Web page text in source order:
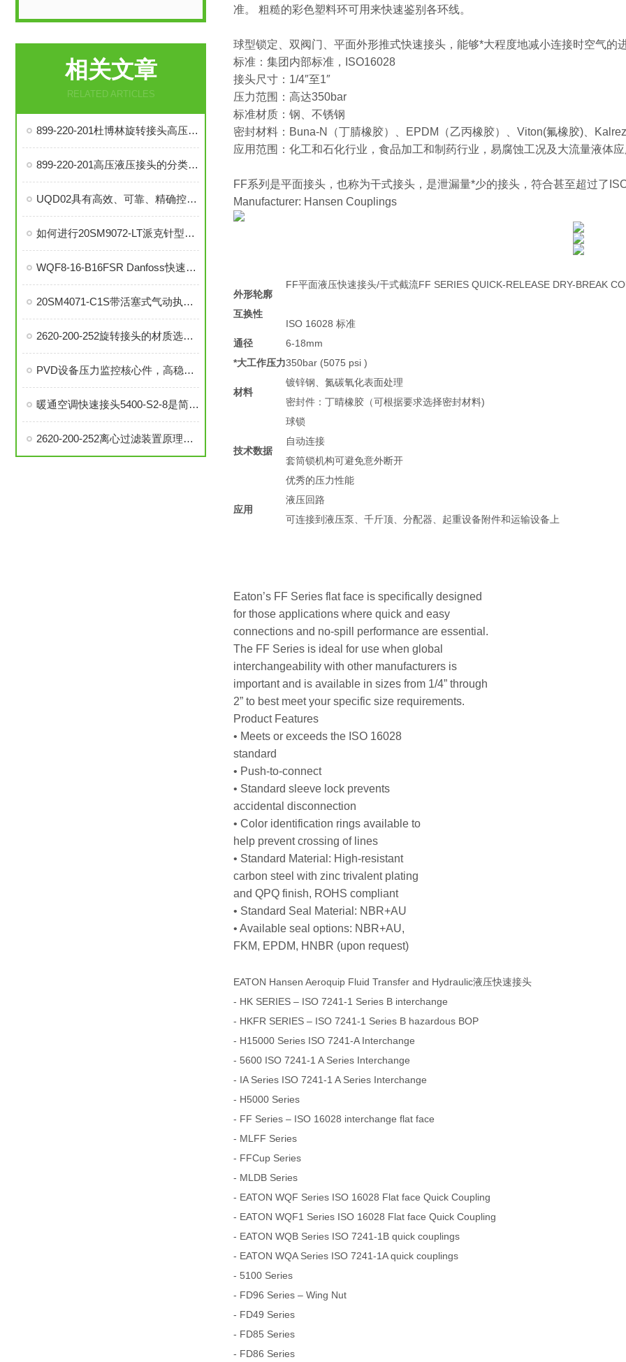
相关文章
RELATED ARTICLES
899-220-201杜博林旋转接头高压液压接头的安装、调试与维护技巧
899-220-201高压液压接头的分类和注意事项
UQD02具有高效、可靠、精确控制温度等优势
如何进行20SM9072-LT派克针型阀的故障排查与解决措施？
WQF8-16-B16FSR Danfoss快速接头是提升效率的工业连接解决方案
20SM4071-C1S带活塞式气动执行器中压针阀在自动化系统中的角色与功能
2620-200-252旋转接头的材质选择与耐用性分析
PVD设备压力监控核心件，高稳定性压力开关现货秒发
暖通空调快速接头5400-S2-8是简便安装、可靠密封的理想选择
2620-200-252离心过滤装置原理、构造和使用方法说明
准。 粗糙的彩色塑料环可用来快速鉴别各环线。
球型锁定、双阀门、平面外形推式快速接头，能够*大程度地减小连接时空气的
标准：集团内部标准，ISO16028
接头尺寸：1/4″至1″
压力范围：高达350bar
标准材质：钢、不锈钢
密封材料：Buna-N（丁腈橡胶）、EPDM（乙丙橡胶）、Viton(氟橡胶)、Kalrez
应用范围：化工和石化行业，食品加工和制药行业，易腐蚀工况及大流量液体应
FF系列是平面接头，也称为干式接头，是泄漏量*少的接头，符合甚至超过了
Manufacturer: Hansen Couplings
外形轮廓
互换性
FF平面液压快速接头/干式截流FF SERIES QUICK-RELEASE DRY-BREAK
ISO 16028 标准
通径
6-18mm
*大工作压力350bar (5075 psi )
材料
镀锌钢、氮碳氧化表面处理
密封件：丁晴橡胶（可根据要求选择密封材料)
技术数据
球锁
自动连接
套筒锁机构可避免意外断开
优秀的压力性能
应用
液压回路
可连接到液压泵、千斤顶、分配器、起重设备附件和运输设备上
Eaton’s FF Series flat face is specifically designed
for those applications where quick and easy
connections and no-spill performance are essential.
The FF Series is ideal for use when global
interchangeability with other manufacturers is
important and is available in sizes from 1/4” through
2” to best meet your specific size requirements.
Product Features
• Meets or exceeds the ISO 16028
standard
• Push-to-connect
• Standard sleeve lock prevents
accidental disconnection
• Color identification rings available to
help prevent crossing of lines
• Standard Material: High-resistant
carbon steel with zinc trivalent plating
and QPQ finish, ROHS compliant
• Standard Seal Material: NBR+AU
• Available seal options: NBR+AU,
FKM, EPDM, HNBR (upon request)
EATON Hansen Aeroquip Fluid Transfer and Hydraulic液压快速接头
- HK SERIES – ISO 7241-1 Series B interchange
- HKFR SERIES – ISO 7241-1 Series B hazardous BOP
- H15000 Series ISO 7241-A Interchange
- 5600 ISO 7241-1 A Series Interchange
- IA Series ISO 7241-1 A Series Interchange
- H5000 Series
- FF Series – ISO 16028 interchange flat face
- MLFF Series
- FFCup Series
- MLDB Series
- EATON WQF Series ISO 16028 Flat face Quick Coupling
- EATON WQF1 Series ISO 16028 Flat face Quick Coupling
- EATON WQB Series ISO 7241-1B quick couplings
- EATON WQA Series ISO 7241-1A quick couplings
- 5100 Series
- FD96 Series – Wing Nut
- FD49 Series
- FD85 Series
- FD86 Series